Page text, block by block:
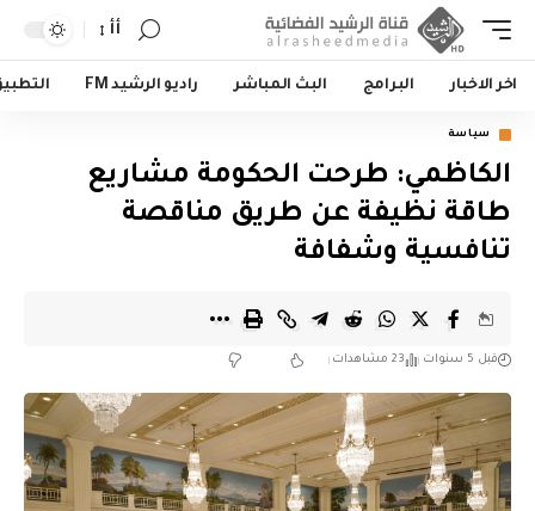
أأ
اخر الاخبار البرامج البث المباشر راديو الرشيد FM
سياسة
الكاظمي: طرحت الحكومة مشاريع
طاقة نظيفة عن طريق مناقصة
تنافسية وشفافة
قبل 5 سنوات 23 مشاهدات